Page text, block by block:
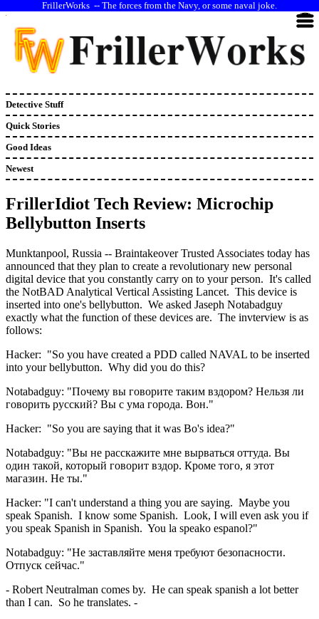
-- The forces from the Navy, or some naval joke.
Detective Stuff
Quick Stories
Good Ideas
Newest
FrillerIdiot Tech Review: Microchip
Bellybutton Inserts
Munktanpool, Russia -- Braintakeover Trusted Associates today has
announced that they plan to create a revolutionary new personal
digital device that you constantly carry on to your person. It's called
the NotBAD Analytical Vertical Assisting Lancet. This device is
inserted into one's bellybutton. We asked Jaseph Notabadguy
exactly what the function of these devices are. The invterview is as
follows:
Hacker: "So you have created a PDD called NAVAL to be inserted
into your bellybutton. Why did you do this?
Notabadguy: "Почему вы говорите таким вздором? Нельзя ли
говорить русский? Вы с ума города. Вон."
Hacker: "So you are saying that it was Bo's idea?"
Notabadguy: "Вы не расскажите мне вырваться оттуда. Вы
один такой, который говорит вздор. Кроме того, я этот
магазин. Не ты."
Hacker: "I can't understand a thing you are saying. Maybe you
speak Spanish. I know some Spanish. Look, I will even ask you if
you speak Spanish in Spanish. You la speako espanol?"
Notabadguy: "Не заставляйте меня требуют безопасности.
Отпуск сейчас."
- Robert Neutralman comes by. He can speak spanish a lot better
than I can. So he translates. -